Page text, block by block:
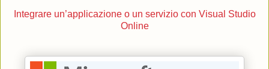
Integrare un’applicazione o un servizio con Visual Studio
Online